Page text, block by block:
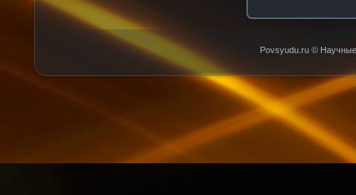
Povsyudu.ru © Научные